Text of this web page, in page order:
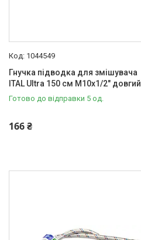
1044549
Гнучка підводка для змішувача
ITAL Ultra 150 см M10x1/2" довгий
Готово до відправки 5 од.
166 ₴